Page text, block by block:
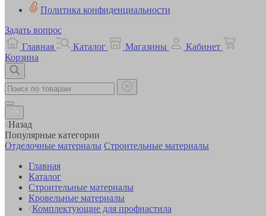
Политика конфиденциальности
Задать вопрос
Главная
Каталог Магазины
Кабинет
Корзина
Назад
Популярные категории
Отделочные материалы Строительные материалы
Главная
Каталог
Строительные материалы
Кровельные материалы
Комплектующие для профнастила